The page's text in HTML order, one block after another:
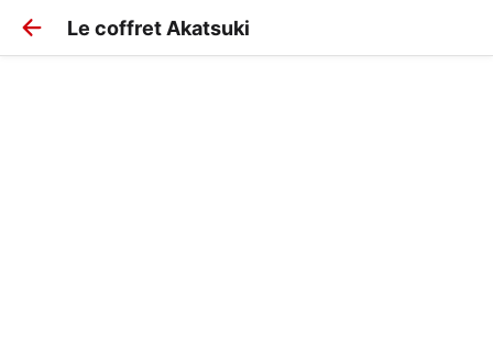
Le coffret Akatsuki